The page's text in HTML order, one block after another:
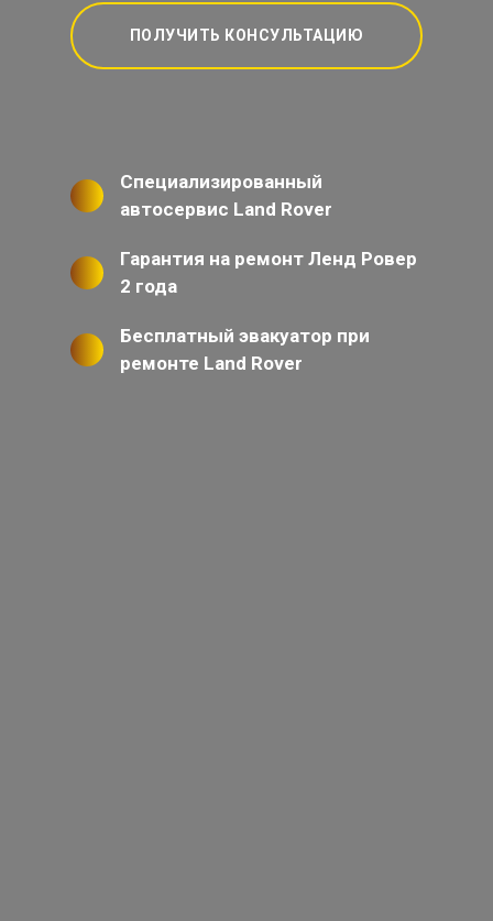
ПОЛУЧИТЬ КОНСУЛЬТАЦИЮ
Специализированный
автосервис Land Rover
Гарантия на ремонт Ленд Ровер
2 года
Бесплатный эвакуатор при
ремонте Land Rover